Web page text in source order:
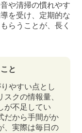
や清掃の慣れやす
を受け、定期的な
らうことが、長く
と
やすい点とし
クの情報量、
が不足してい
だから手間がか
、実際は毎日の